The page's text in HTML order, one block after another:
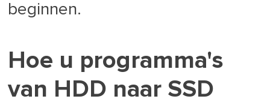
beginnen.
Hoe u programma's
van HDD naar SSD